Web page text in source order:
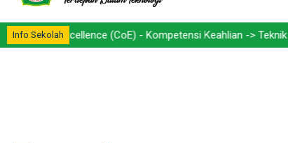
Info Sekolah
of Excellence (CoE) - Kompetensi Keahlian -> Teknik